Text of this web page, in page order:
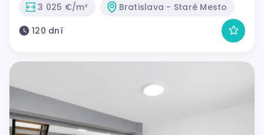
3 025 €/m²
Bratislava - Staré Mesto
120 dní